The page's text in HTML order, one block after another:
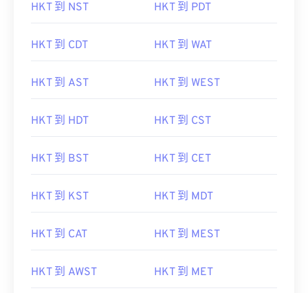
HKT 到 NST HKT 到 PDT
HKT 到 CDT HKT 到 WAT
HKT 到 AST HKT 到 WEST
HKT 到 HDT HKT 到 CST
HKT 到 BST HKT 到 CET
HKT 到 KST HKT 到 MDT
HKT 到 CAT HKT 到 MEST
HKT 到 AWST HKT 到 MET